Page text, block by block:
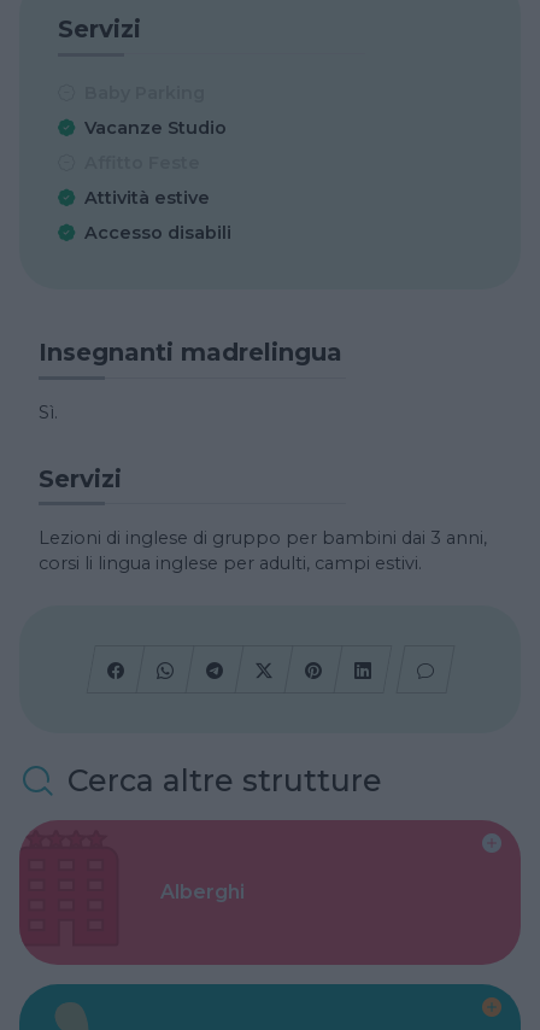
Servizi
Vacanze Studio
Attività estive
Accesso disabili
Insegnanti madrelingua
Sì.
Servizi
Lezioni di inglese di gruppo per bambini dai 3 anni,
corsi li lingua inglese per adulti, campi estivi.
Cerca altre strutture
Alberghi